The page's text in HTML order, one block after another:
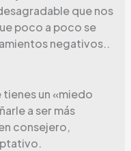
que nos
poco a poco se
negativos..
un «miedo
a ser más
consejero,